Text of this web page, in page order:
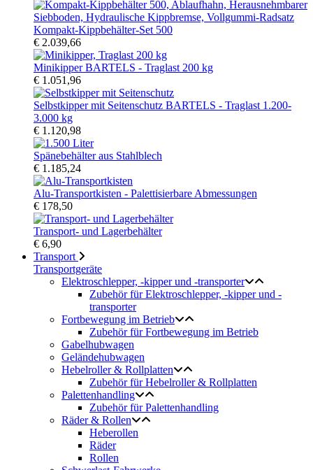
Kompakt-Kippbehälter-Set 500
€ 2.039,66
Minikipper BARTELS - Traglast 200 kg
€ 1.051,96
Selbstkipper mit Seitenschutz BARTELS - Traglast 1.200-
3.000 kg
€ 1.120,98
Spänebehälter aus Stahlblech
€ 1.185,24
Alu-Transportkisten - Palettisierbare Abmessungen
€ 178,50
Transport- und Lagerbehälter
€ 6,90
Transport
Transportgeräte
Elektroschlepper, -kipper und -transporter
Zubehör für Elektroschlepper, -kipper und -
transporter
Fortbewegung im Betrieb
Zubehör für Fortbewegung im Betrieb
Gabelhubwagen
Geländehubwagen
Hebelroller & Rollplatten
Zubehör für Hebelroller & Rollplatten
Palettenhandling
Zubehör für Palettenhandling
Räder & Rollen
Heberollen
Räder
Rollen